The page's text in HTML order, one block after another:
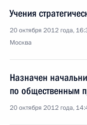
Учения
20 октября 2012 года,
Москва
Назначен
по общественным
20 октября 2012 года,